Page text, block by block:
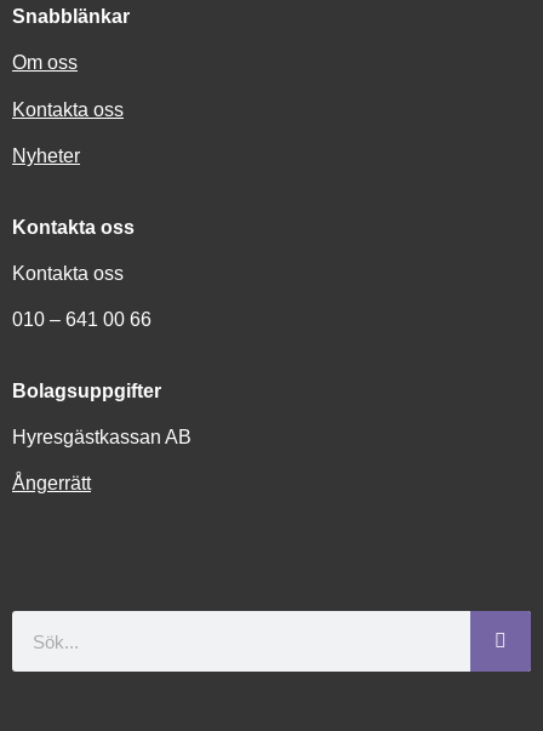
Snabblänkar
Om oss
Kontakta oss
Nyheter
Kontakta oss
Kontakta oss
010 – 641 00 66
Bolagsuppgifter
Hyresgästkassan AB
Ångerrätt